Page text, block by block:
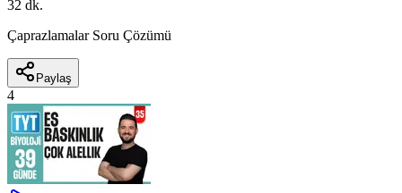
32 dk.
Çaprazlamalar Soru Çözümü
Paylaş
4